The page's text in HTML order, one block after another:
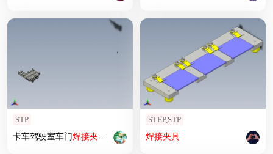
STP
卡车驾驶室车门焊接夹具 （汽车 装夹具设计）
STEP,STP
焊接夹具